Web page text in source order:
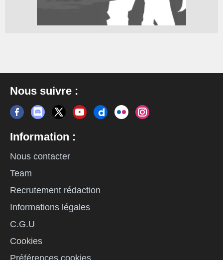
Nous suivre :
Information :
Nous contacter
Team
Recrutement rédaction
Informations légales
C.G.U
Cookies